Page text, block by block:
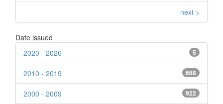
next >
Date issued
5
2020 - 2026
668
2010 - 2019
922
2000 - 2009